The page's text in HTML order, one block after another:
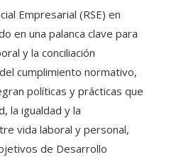
Empresarial (RSE) en
en una palanca clave para
y la conciliación
cumplimiento normativo,
políticas y prácticas que
la igualdad y la
vida laboral y personal,
de Desarrollo